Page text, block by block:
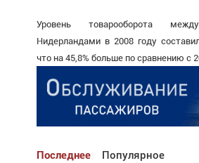
Уровень товарооборота
Нидерландами в 2008 году
что на 45,8% больше по сравнению с
Последнее Популярное